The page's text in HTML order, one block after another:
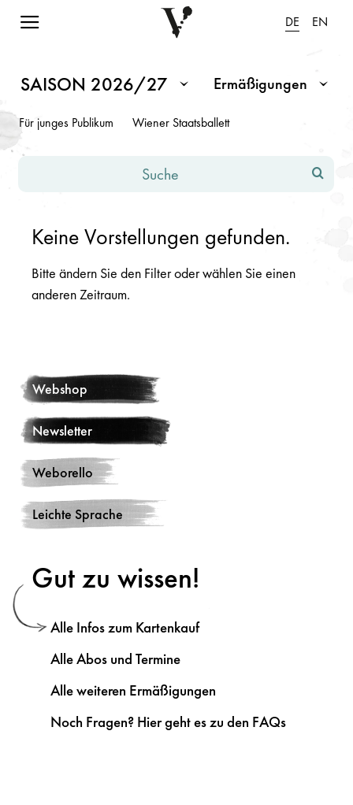
Navigation einblenden DE EN
Webshop
Newsletter
Weborello
Leichte Sprache
Spielplan Saison 2026/2027
Hinweis: Änderungen in den Eingabefeldern oder Dropdowns
SAISON 2026/27 Ermäßigungen
Für junges Publikum Wiener Staatsballett
Keine Vorstellungen gefunden.
Bitte ändern Sie den Filter oder wählen Sie einen
anderen Zeitraum.
Gut zu wissen!
Alle Infos zum Kartenkauf
Alle Abos und Termine
Alle weiteren Ermäßigungen
Noch Fragen? Hier geht es zu den FAQs